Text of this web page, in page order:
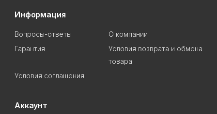
Информация
Вопросы-ответы
О компании
Гарантия
Условия возврата и обмена
товара
Условия соглашения
Аккаунт